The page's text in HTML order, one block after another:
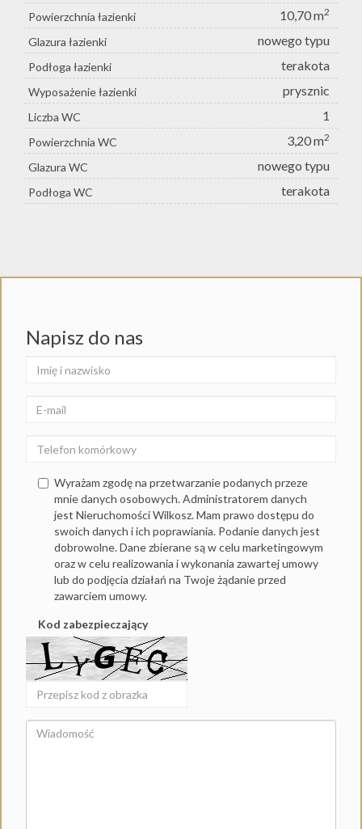
Powierzchnia łazienki 10,70 m2
Glazura łazienki nowego typu
Podłoga łazienki terakota
Wyposażenie łazienki prysznic
Liczba WC 1
Powierzchnia WC 3,20 m2
Glazura WC nowego typu
Podłoga WC terakota
Napisz do nas
Wyrażam zgodę na przetwarzanie podanych przeze
mnie danych osobowych. Administratorem danych
jest Nieruchomości Wilkosz. Mam prawo dostępu do
swoich danych i ich poprawiania. Podanie danych jest
dobrowolne. Dane zbierane są w celu marketingowym
oraz w celu realizowania i wykonania zawartej umowy
lub do podjęcia działań na Twoje żądanie przed
zawarciem umowy.
Kod zabezpieczający